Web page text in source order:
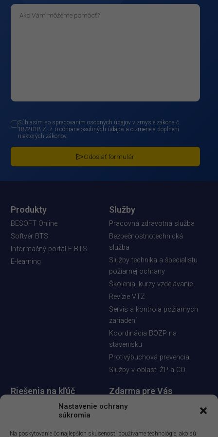
Nastavenie ochrany
súkromia
Na poskytovanie čo najlepších skúseností používame technológie, ako sú
Súhlasím so spracovaním osobných údajov v zmysle zákona č.
18/2018 Z. z. o ochrane osobných údajov a o zmene a doplnení
niektorých zákonov.
Odoslať formulár
Produkty
BESOFT Online
Softvér BTS
Informačný portál E-BTS
E-learning
Služby
Pracovná zdravotná služba
Bezpečnostnotechnická
služba
Služby technika a špecialistu
požiarnej ochrany
Školenia, kurzy vzdelávanie
Revízie VTZ
Servis a kontrola požiarnych
zariadení
Koordinácia BOZP na
stavenisku
Protivýbuchová prevencia
Služby v oblasti ŽP a CO
Riešenia na kľúč
Posudzovanie rizík
Bezpečnostnotechnická
služba
Zdarma pre Vás
Diskusia - riešenie odborných
Informačný spravodaj